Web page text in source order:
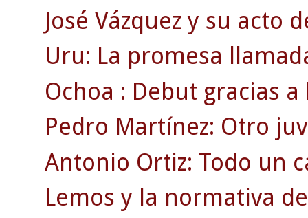
José Vázquez y su acto
Uru: La promesa
Ochoa : Debut gracias
Pedro Martínez: Otro
Antonio Ortiz: Todo un
Lemos y la normativa